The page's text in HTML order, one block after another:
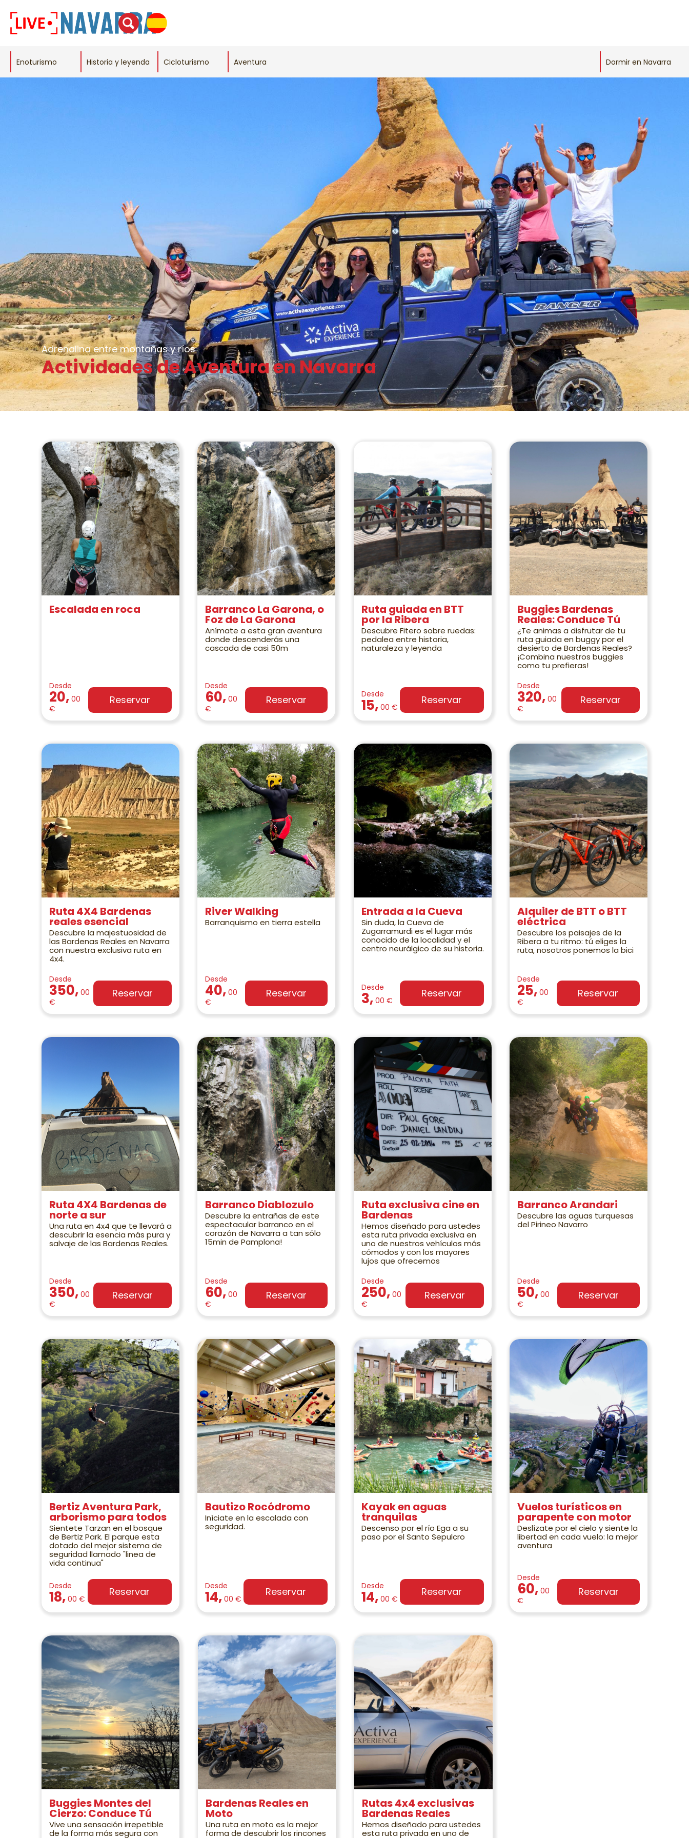
Enoturismo Historia y leyenda Cicloturismo Aventura Dormir en Navarra
Adrenalina entre montañas y ríos
Actividades de Aventura en Navarra
Escalada en roca
Desde
20, 00
€
Reservar
Barranco La Garona, o
Foz de La Garona
Anímate a esta gran aventura
donde descenderás una
cascada de casi 50m
Desde
60, 00
€
Reservar
Ruta guiada en BTT
por la Ribera
Descubre Fitero sobre ruedas:
pedalea entre historia,
naturaleza y leyenda
Desde
15, 00 €
Reservar
Buggies Bardenas
Reales: Conduce Tú
¿Te animas a disfrutar de tu
ruta guiada en buggy por el
desierto de Bardenas Reales?
¡Combina nuestros buggies
como tu prefieras!
Desde
320, 00
€
Reservar
Ruta 4X4 Bardenas
reales esencial
Descubre la majestuosidad de
las Bardenas Reales en Navarra
con nuestra exclusiva ruta en
4x4.
Desde
350, 00
€
Reservar
River Walking
Barranquismo en tierra estella
Desde
40, 00
€
Reservar
Entrada a la Cueva
Sin duda, la Cueva de
Zugarramurdi es el lugar más
conocido de la localidad y el
centro neurálgico de su historia.
Desde
3, 00 €
Reservar
Alquiler de BTT o BTT
eléctrica
Descubre los paisajes de la
Ribera a tu ritmo: tú eliges la
ruta, nosotros ponemos la bici
Desde
25, 00
€
Reservar
Ruta 4X4 Bardenas de
norte a sur
Una ruta en 4x4 que te llevará a
descubrir la esencia más pura y
salvaje de las Bardenas Reales.
Desde
350, 00
€
Reservar
Barranco Diablozulo
Descubre la entrañas de este
espectacular barranco en el
corazón de Navarra a tan sólo
15min de Pamplona!
Desde
60, 00
€
Reservar
Ruta exclusiva cine en
Bardenas
Hemos diseñado para ustedes
esta ruta privada exclusiva en
uno de nuestros vehículos más
cómodos y con los mayores
lujos que ofrecemos
Desde
250, 00
€
Reservar
Barranco Arandari
Descubre las aguas turquesas
del Pirineo Navarro
Desde
50, 00
€
Reservar
Bertiz Aventura Park,
arborismo para todos
Sientete Tarzan en el bosque
de Bertiz Park. El parque esta
dotado del mejor sistema de
seguridad llamado "linea de
vida continua"
Desde
18, 00 €
Reservar
Bautizo Rocódromo
Iníciate en la escalada con
seguridad.
Desde
14, 00 €
Reservar
Kayak en aguas
tranquilas
Descenso por el río Ega a su
paso por el Santo Sepulcro
Desde
14, 00 €
Reservar
Vuelos turísticos en
parapente con motor
Deslízate por el cielo y siente la
libertad en cada vuelo: la mejor
aventura
Desde
60, 00
€
Reservar
Buggies Montes del
Cierzo: Conduce Tú
Vive una sensación irrepetible
de la forma más segura con
Bardenas Reales en
Moto
Una ruta en moto es la mejor
forma de descubrir los rincones
Rutas 4x4 exclusivas
Bardenas Reales
Hemos diseñado para ustedes
esta ruta privada en uno de